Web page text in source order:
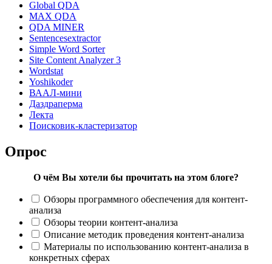
Global QDA
MAX QDA
QDA MINER
Sentencesextractor
Simple Word Sorter
Site Content Analyzer 3
Wordstat
Yoshikoder
ВААЛ-мини
Даздраперма
Лекта
Поисковик-кластеризатор
Опрос
О чём Вы хотели бы прочитать на этом блоге?
Обзоры программного обеспечения для контент-
анализа
Обзоры теории контент-анализа
Описание методик проведения контент-анализа
Материалы по использованию контент-анализа в
конкретных сферах